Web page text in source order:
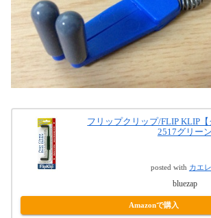
フリップクリップ/FLIP KLIP
2517グリーン
posted with カエ
bluezap
Amazonで購入